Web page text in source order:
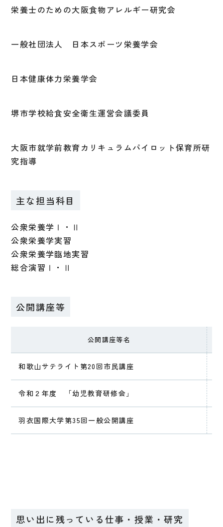
栄養士のための大阪食物アレルギー研究会
一般社団法人 日本スポーツ栄養学会
日本健康体力栄養学会
堺市学校給食安全衛生運営会議委員
大阪市就学前教育カリキュラムパイロット保育所研
究指導
主な担当科目
公衆栄養学Ⅰ・Ⅱ
公衆栄養学実習
公衆栄養学臨地実習
総合演習Ⅰ・Ⅱ
公開講座等
公開講座等名
和歌山サテライト第20回市民講座
令和２年度 「幼児教育研修会」
羽衣国際大学第35回一般公開講座
思い出に残っている仕事・授業・研究